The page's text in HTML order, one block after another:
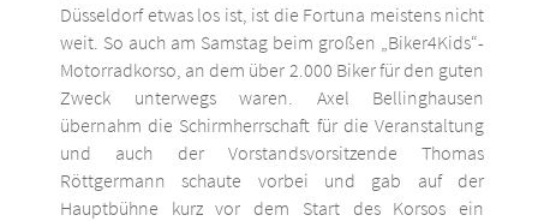
Düsseldorf etwas los ist, ist die Fortuna meistens nicht
weit. So auch am Samstag beim großen „Biker4Kids“-
Motorradkorso, an dem über 2.000 Biker für den guten
Zweck unterwegs waren. Axel Bellinghausen
übernahm die Schirmherrschaft für die Veranstaltung
und auch der Vorstandsvorsitzende Thomas
Röttgermann schaute vorbei und gab auf der
Hauptbühne kurz vor dem Start des Korsos ein